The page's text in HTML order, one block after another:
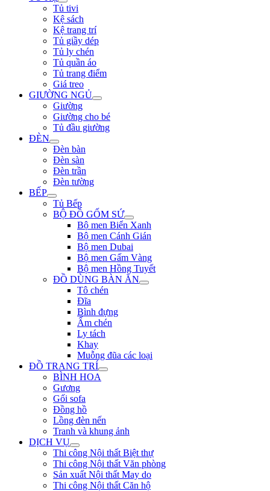
Tủ tivi
Kệ sách
Kệ trang trí
Tủ giầy dép
Tủ ly chén
Tủ quần áo
Tủ trang điểm
Giá treo
GIƯỜNG NGỦ
Giường
Giường cho bé
Tủ đầu giường
ĐÈN
Đèn bàn
Đèn sàn
Đèn trần
Đèn tường
BẾP
Tủ Bếp
BỘ ĐỒ GỐM SỨ
Bộ men Biển Xanh
Bộ men Cánh Gián
Bộ men Dubai
Bộ men Gấm Vàng
Bộ men Hồng Tuyết
ĐỒ DÙNG BÀN ĂN
Tô chén
Đĩa
Bình đựng
Ấm chén
Ly tách
Khay
Muỗng đũa các loại
ĐỒ TRANG TRÍ
BÌNH HOA
Gương
Gối sofa
Đồng hồ
Lồng đèn nến
Tranh và khung ảnh
DỊCH VỤ
Thi công Nội thất Biệt thự
Thi công Nội thất Văn phòng
Sản xuất Nội thất May do
Thi công Nội thất Căn hộ